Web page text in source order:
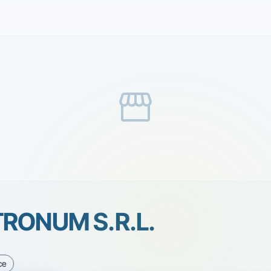
storefront
S.R.L.